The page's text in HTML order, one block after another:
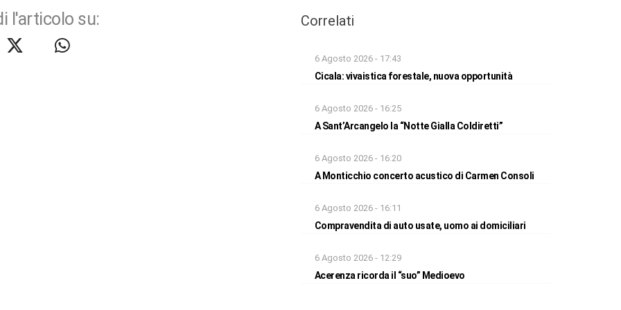
l'articolo su: Correlati
6 Agosto 2026 - 17:43
Cicala: vivaistica forestale, nuova opportunità
6 Agosto 2026 - 16:25
A Sant’Arcangelo la “Notte Gialla Coldiretti”
6 Agosto 2026 - 16:20
A Monticchio concerto acustico di Carmen Consoli
6 Agosto 2026 - 16:11
Compravendita di auto usate, uomo ai domiciliari
6 Agosto 2026 - 12:29
Acerenza ricorda il “suo” Medioevo